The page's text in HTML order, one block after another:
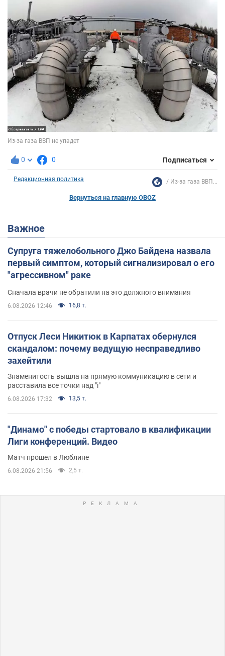
0 0 Подписаться
Редакционная политика Из-за газа ВВП...
Вернуться на главную OBOZ
Важное
Супруга тяжелобольного Джо Байдена назвала
первый симптом, который сигнализировал о его
"агрессивном" раке
Сначала врачи не обратили на это должного внимания
6.08.2026 12:46 16,8 т.
Отпуск Леси Никитюк в Карпатах обернулся
скандалом: почему ведущую несправедливо
захейтили
Знаменитость вышла на прямую коммуникацию в сети и
расставила все точки над "i"
6.08.2026 17:32 13,5 т.
"Динамо" с победы стартовало в квалификации
Лиги конференций. Видео
Матч прошел в Люблине
6.08.2026 21:56 2,5 т.